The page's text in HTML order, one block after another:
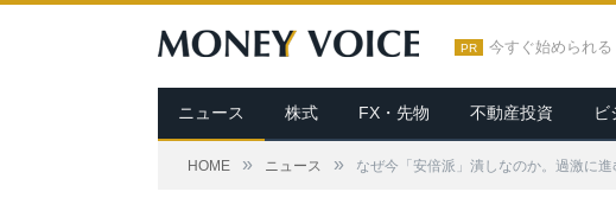
PR 今すぐ始められる
ニュース 株式 FX・先物 不動産投資 ビ
HOME » ニュース » なぜ今「安倍派」潰しなのか。過激に